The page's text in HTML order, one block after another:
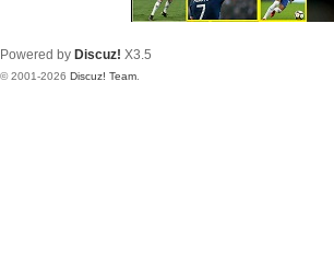
Powered by Discuz! X3.5
© 2001-2026 Discuz! Team